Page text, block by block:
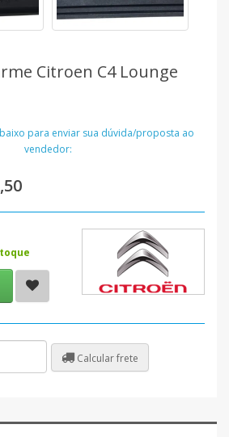
Citroen C4 Lounge
para enviar sua dúvida/proposta ao
vendedor:
Calcular frete